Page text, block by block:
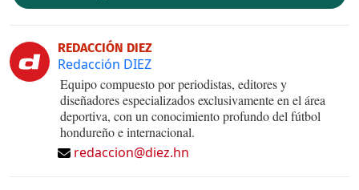
REDACCIÓN DIEZ
Redacción DIEZ
Equipo compuesto por periodistas, editores y
diseñadores especializados exclusivamente en el área
deportiva, con un conocimiento profundo del fútbol
hondureño e internacional.
redaccion@diez.hn